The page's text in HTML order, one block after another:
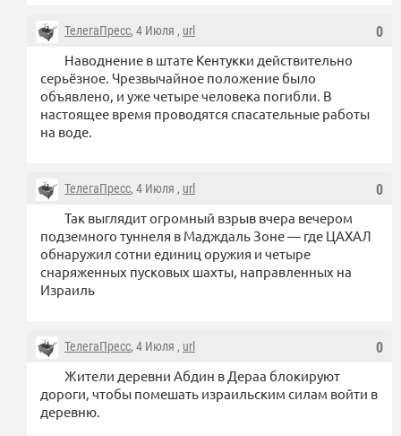
0
ТелегаПресс, 4 Июля , url
Наводнение в штате Кентукки действительно
серьёзное. Чрезвычайное положение было
объявлено, и уже четыре человека погибли. В
настоящее время проводятся спасательные работы
на воде.
0
ТелегаПресс, 4 Июля , url
Так выглядит огромный взрыв вчера вечером
подземного туннеля в Мадждаль Зоне — где ЦАХАЛ
обнаружил сотни единиц оружия и четыре
снаряженных пусковых шахты, направленных на
Израиль
0
ТелегаПресс, 4 Июля , url
Жители деревни Абдин в Дераа блокируют
дороги, чтобы помешать израильским силам войти в
деревню.